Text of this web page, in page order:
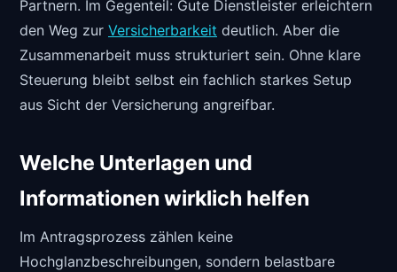
Partnern. Im Gegenteil: Gute Dienstleister erleichtern
den Weg zur Versicherbarkeit deutlich. Aber die
Zusammenarbeit muss strukturiert sein. Ohne klare
Steuerung bleibt selbst ein fachlich starkes Setup
aus Sicht der Versicherung angreifbar.
Welche Unterlagen und
Informationen wirklich helfen
Im Antragsprozess zählen keine
Hochglanzbeschreibungen, sondern belastbare